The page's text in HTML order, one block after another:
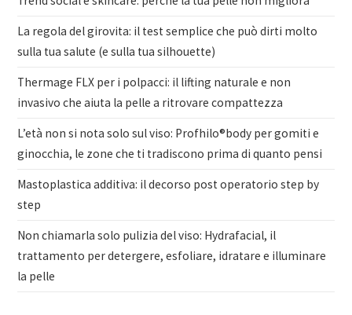
La regola del girovita: il test semplice che può dirti molto
sulla tua salute (e sulla tua silhouette)
Thermage FLX per i polpacci: il lifting naturale e non
invasivo che aiuta la pelle a ritrovare compattezza
L’età non si nota solo sul viso: Profhilo®body per gomiti e
ginocchia, le zone che ti tradiscono prima di quanto pensi
Mastoplastica additiva: il decorso post operatorio step by
step
Non chiamarla solo pulizia del viso: Hydrafacial, il
trattamento per detergere, esfoliare, idratare e illuminare
la pelle